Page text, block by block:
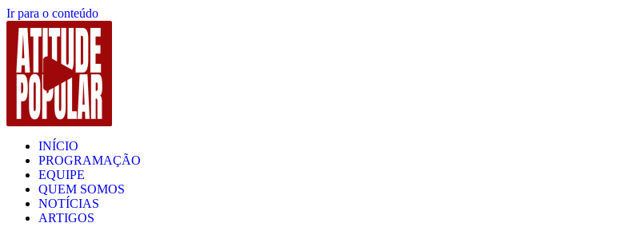
Ir para o conteúdo
INÍCIO
PROGRAMAÇÃO
EQUIPE
QUEM SOMOS
NOTÍCIAS
ARTIGOS